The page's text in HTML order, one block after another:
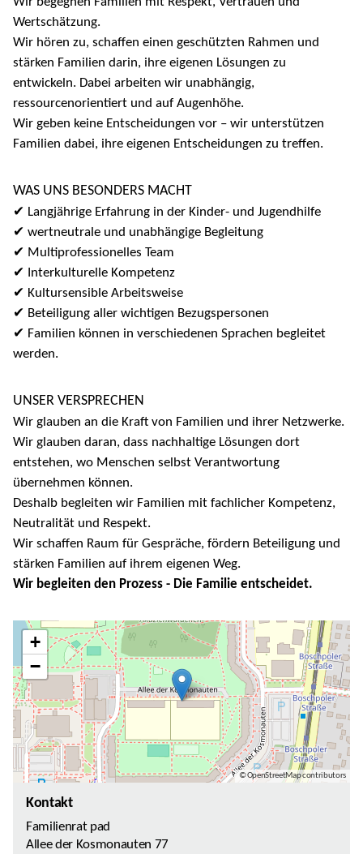
Wertschätzung.
Wir hören zu, schaffen einen geschützten Rahmen und
stärken Familien darin, ihre eigenen Lösungen zu
entwickeln. Dabei arbeiten wir unabhängig,
ressourcenorientiert und auf Augenhöhe.
Wir geben keine Entscheidungen vor – wir unterstützen
Familien dabei, ihre eigenen Entscheidungen zu treffen.
WAS UNS BESONDERS MACHT
✔ Langjährige Erfahrung in der Kinder- und Jugendhilfe
✔ wertneutrale und unabhängige Begleitung
✔ Multiprofessionelles Team
✔ Interkulturelle Kompetenz
✔ Kultursensible Arbeitsweise
✔ Beteiligung aller wichtigen Bezugspersonen
✔ Familien können in verschiedenen Sprachen begleitet
werden.
UNSER VERSPRECHEN
Wir glauben an die Kraft von Familien und ihrer Netzwerke.
Wir glauben daran, dass nachhaltige Lösungen dort
entstehen, wo Menschen selbst Verantwortung
übernehmen können.
Deshalb begleiten wir Familien mit fachlicher Kompetenz,
Neutralität und Respekt.
Wir schaffen Raum für Gespräche, fördern Beteiligung und
stärken Familien auf ihrem eigenen Weg.
Wir begleiten den Prozess - Die Familie entscheidet.
+
−
© OpenStreetMap contributors
Kontakt
Familienrat pad
Allee der Kosmonauten 77